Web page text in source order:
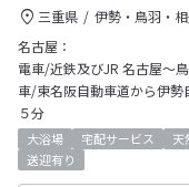
三重県 伊勢・鳥羽・
名古屋：
電車/近鉄及びJR 名古屋～
車/東名阪自動車道から伊勢
５分
大浴場 宅配サービス 天
送迎有り